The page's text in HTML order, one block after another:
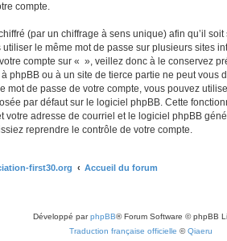
compte.
(par un chiffrage à sens unique) afin qu’il
le même mot de passe sur plusieurs sites
compte sur « », veillez donc à le conservez
phpBB ou à un site de tierce partie ne peut vous
mot de passe de votre compte, vous pouvez
par défaut sur le logiciel phpBB. Cette
votre adresse de courriel et le logiciel phpBB
reprendre le contrôle de votre compte.
first30.org Accueil du forum
Développé parphpBB® Forum Software © phpBB
Traduction française officielle ©Qiaeru